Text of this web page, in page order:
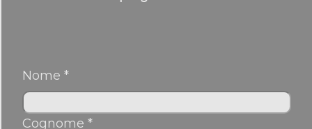
Nome *
Cognome *